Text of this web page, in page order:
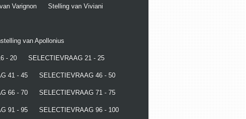
Varignon Stelling van Viviani
van Apollonius
- 20 SELECTIEVRAAG 21 - 25
41 - 45 SELECTIEVRAAG 46 - 50
66 - 70 SELECTIEVRAAG 71 - 75
91 - 95 SELECTIEVRAAG 96 - 100